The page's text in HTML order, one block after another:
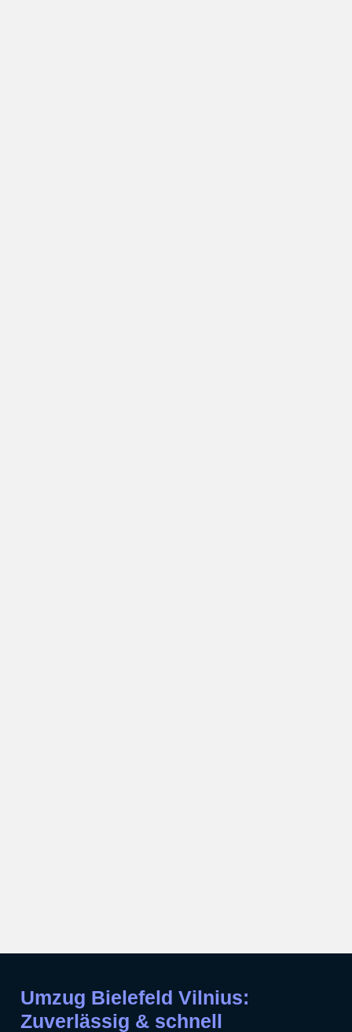
Umzug Bielefeld Vilnius:
Zuverlässig & schnell